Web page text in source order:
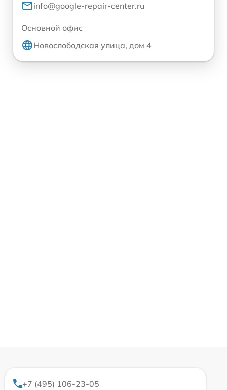
info@google-repair-center.ru
Основной офис
Новослободская улица, дом 4
+7 (495) 106-23-05